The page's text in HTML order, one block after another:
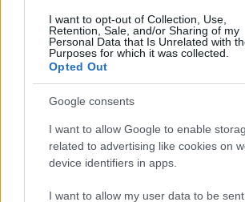
I want to opt-out of Collection, Use,
Retention, Sale, and/or Sharing of my
Personal Data that Is Unrelated with
Purposes for which it was collected.
Opted Out
Google consents
I want to allow Google to enable
related to advertising like cookies on
device identifiers in apps.
I want to allow my user data to be
Google News
Condividi l'articolo
F
a
ce
b
T
w
it
te
Pi
n
te
re
h
at
s
h
a
re
Articolo precedente